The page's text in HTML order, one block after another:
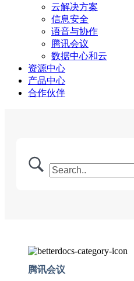
云解决方案
信息安全
语音与协作
腾讯会议
数据中心和云
资源中心
产品中心
合作伙伴
腾讯会议